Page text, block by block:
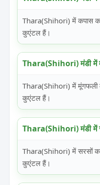
Thara(Shihori) में कपास
कुएंटल हैं।
Thara(Shihori) मंडी में
Thara(Shihori) में मूंगफली
कुएंटल हैं।
Thara(Shihori) मंडी में
Thara(Shihori) में सरसों
कुएंटल हैं।